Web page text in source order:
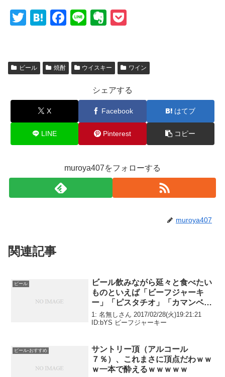
T
er
H
n
F
e
o
Li
E
n
e
et
ビール 焼酎 ウイスキー ワイン
シェアする
X Facebook はてブ
LINE Pinterest コピー
muroya407をフォローする
muroya407
関連記事
ビール
ビール飲みながら延々と食べたい
ものといえば「ビーフジャーキ
ー」「ピスタチオ」「カマンベー
ルチーズ」
1: 名無しさん 2017/02/28(火)19:21:21
ID:bYS ビーフジャーキー
ビール-おすすめ
サントリー頂（アルコール
７％）、これまさに頂点だわｗｗ
ｗ一本で酔えるｗｗｗｗｗ